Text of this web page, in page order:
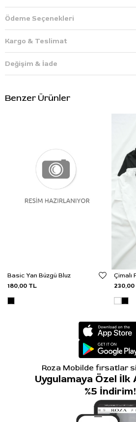
Ödeme Seçenekleri
Kargo & Teslimat
Değişim & İade
Benzer Ürünler
Basic Yan Büzgü Bluz
180,00 TL
Çimalı
230,00
Roza Mobilde fırsatlar
Uygulamaya Özel İlk
%5 İndirim!